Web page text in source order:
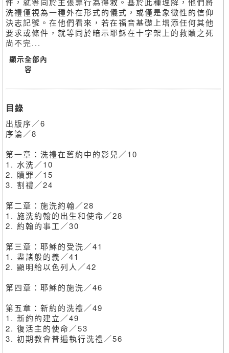
洗禮僅視為一種外在形式的儀式，或僅是象徵性的信仰
決志記號。在他們看來，若在福音基礎上增添任何其他
要求或條件，就等同於暗示耶穌在十字架上的救贖之死
尚不完...
顯示全部內
容
目錄
出版序／6
序論／8
第一章：洗禮在舊約中的影兒／10
1. 水洗／10
2. 贖罪／15
3. 割禮／24
第二章：施洗約翰／28
1. 施洗約翰的出生和使命／28
2. 約翰的事工／30
第三章：耶穌的受洗／41
1. 盡諸般的義／41
2. 顯明給以色列人／42
第四章：耶穌的施洗／46
第五章：新約的洗禮／49
1. 新約的建立／49
2. 復活主的使命／53
3. 初期教會普遍執行洗禮／56